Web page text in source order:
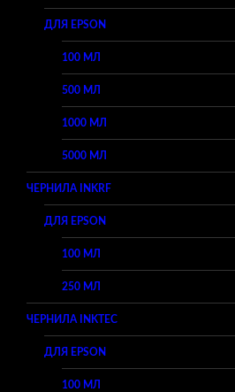
ДЛЯ EPSON
100 МЛ
500 МЛ
1000 МЛ
5000 МЛ
ЧЕРНИЛА INKRF
ДЛЯ EPSON
100 МЛ
250 МЛ
ЧЕРНИЛА INKTEC
ДЛЯ EPSON
100 МЛ